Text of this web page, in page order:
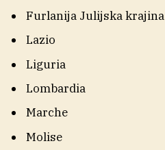
Furlanija Julijska krajina
Lazio
Liguria
Lombardia
Marche
Molise